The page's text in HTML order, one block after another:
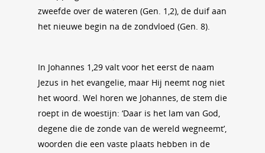
zweefde over de wateren (Gen. 1,2), de duif aan
het nieuwe begin na de zondvloed (Gen. 8).
In Johannes 1,29 valt voor het eerst de naam
Jezus in het evangelie, maar Hij neemt nog niet
het woord. Wel horen we Johannes, de stem die
roept in de woestijn: ‘Daar is het lam van God,
degene die de zonde van de wereld wegneemt’,
woorden die een vaste plaats hebben in de